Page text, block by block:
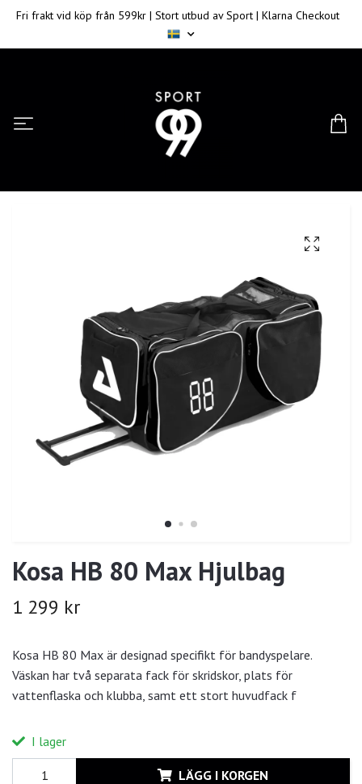
Fri frakt vid köp från 599kr | Stort utbud av Sport | Klarna Checkout
Kosa HB 80 Max Hjulbag
1 299 kr
Kosa HB 80 Max är designad specifikt för bandyspelare.
Väskan har två separata fack för skridskor, plats för
vattenflaska och klubba, samt ett stort huvudfack f
I lager
LÄGG I KORGEN